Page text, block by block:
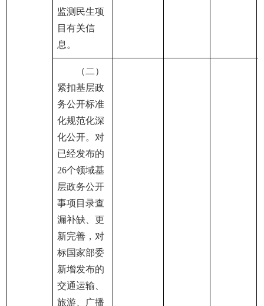
监测民生项
目有关信
息。
（二）
紧扣基层政
务公开标准
化规范化深
化公开。对
已经发布的
26个领域基
层政务公开
事项目录查
漏补缺、更
新完善，对
标国家部委
新增发布的
交通运输、
旅游、广播